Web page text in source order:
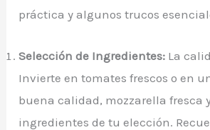
práctica y algunos trucos
Selección de Ingredientes: La
Invierte en tomates frescos o en
buena calidad, mozzarella fresca
ingredientes de tu elección.